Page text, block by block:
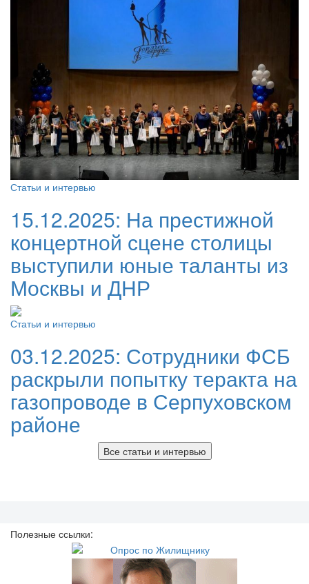
Статьи и интервью
15.12.2025: На престижной
концертной сцене столицы
выступили юные таланты из
Москвы и ДНР
Статьи и интервью
03.12.2025: Сотрудники ФСБ
раскрыли попытку теракта на
газопроводе в Серпуховском
районе
Все статьи и интервью
Полезные ссылки: